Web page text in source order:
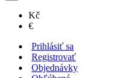
Kč
€
Prihlásiť sa
Registrovať
Objednávky